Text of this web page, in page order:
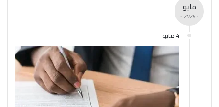
مايو
- 2026 -
4 مايو